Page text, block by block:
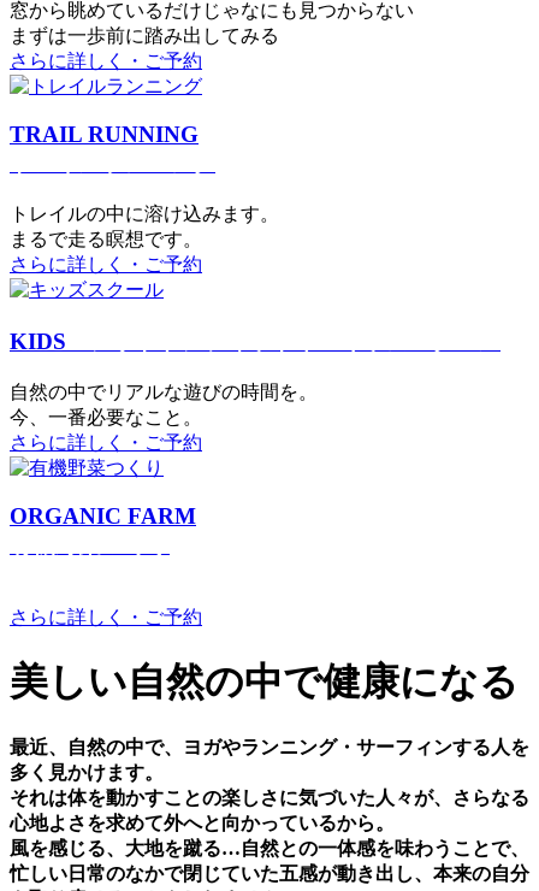
窓から眺めているだけじゃなにも見つからない
まずは一歩前に踏み出してみる
さらに詳しく・ご予約
TRAIL RUNNING
トレイルの中に溶け込みます。
まるで⾛る瞑想です。
さらに詳しく・ご予約
KIDS
⾃然の中でリアルな遊びの時間を。
今、⼀番必要なこと。
さらに詳しく・ご予約
ORGANIC FARM
さらに詳しく・ご予約
美しい⾃然の中で健康になる
最近、⾃然の中で、ヨガやランニング・サーフィンする⼈を
多く⾒かけます。
それは体を動かすことの楽しさに気づいた⼈々が、さらなる
⼼地よさを求めて外へと向かっているから。
⾵を感じる、⼤地を蹴る…⾃然との⼀体感を味わうことで、
忙しい⽇常のなかで閉じていた五感が動き出し、本来の⾃分